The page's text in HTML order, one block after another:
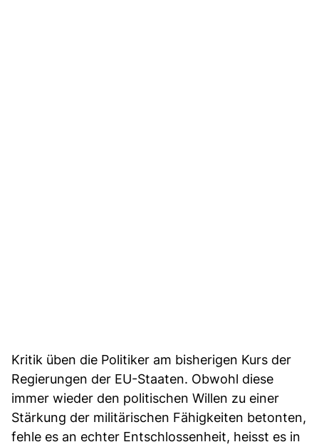
Kritik üben die Politiker am bisherigen Kurs der
Regierungen der EU-Staaten. Obwohl diese
immer wieder den politischen Willen zu einer
Stärkung der militärischen Fähigkeiten betonten,
fehle es an echter Entschlossenheit, heisst es in